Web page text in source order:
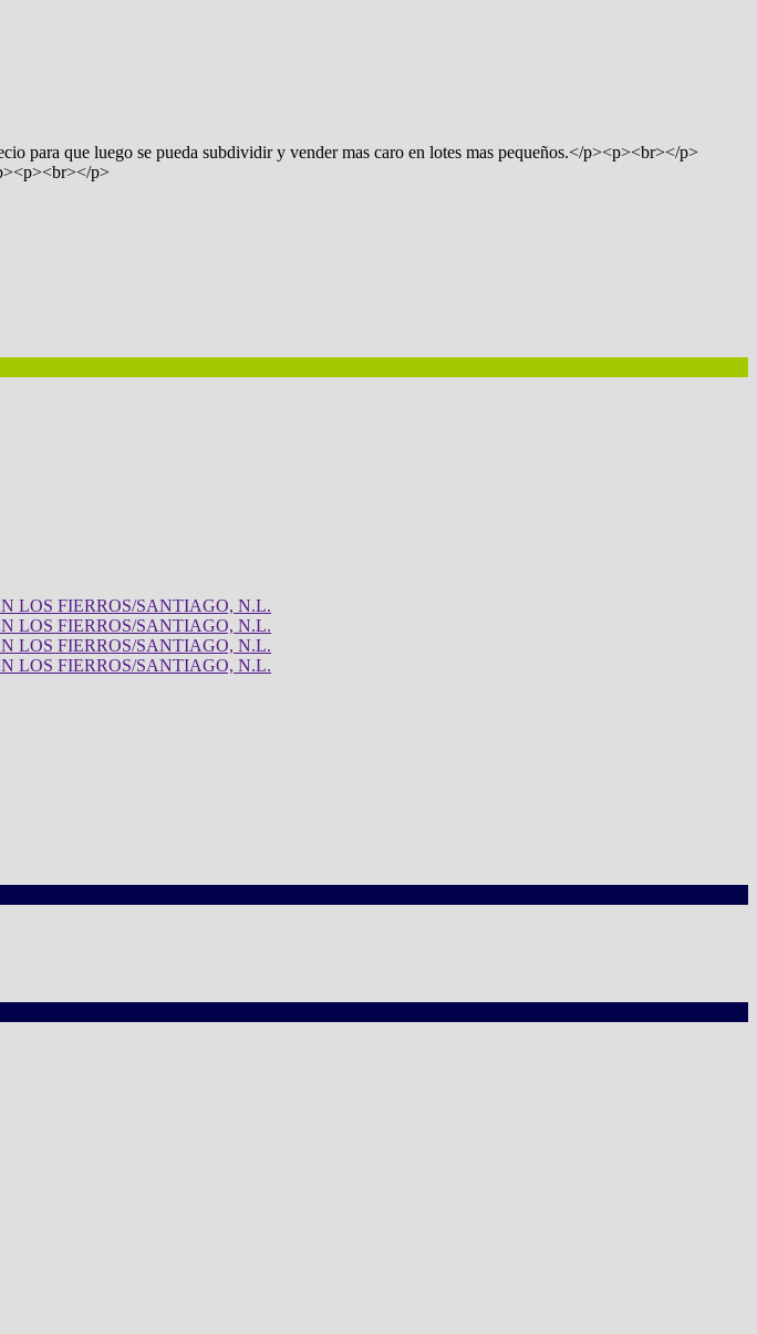
para que luego se pueda subdividir y vender mas caro en lotes mas pequeños.</p><p><br></p>
p>